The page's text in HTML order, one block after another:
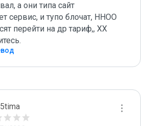
а они типа сайт
сервис, и тупо блочат, ННОО
перейти на др тариф,, ХХ